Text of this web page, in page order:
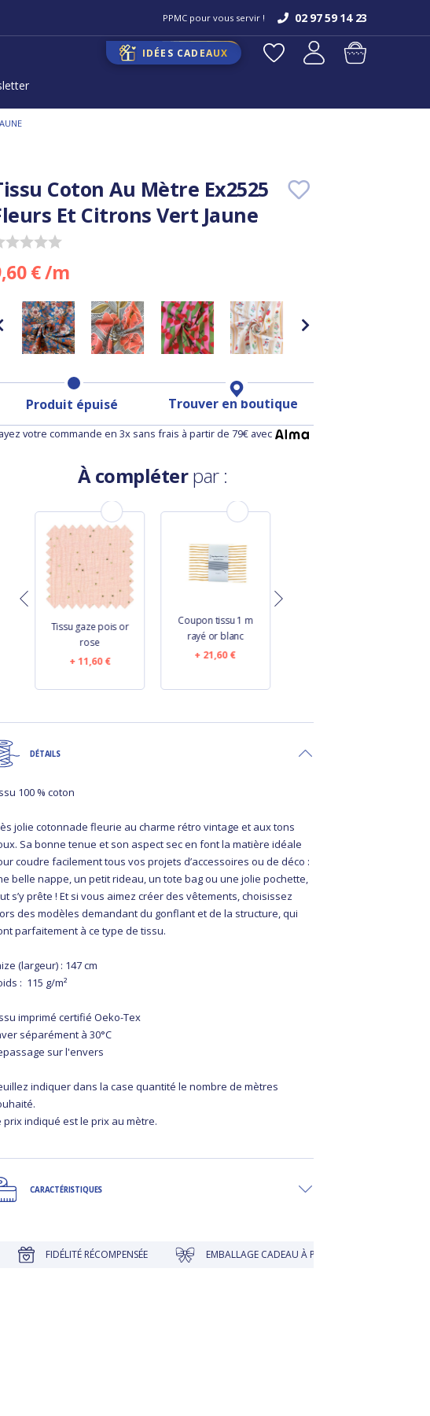
PPMC pour vous servir ! 02 97 59 14 23
IDÉES CADEAUX
Coton Au Mètre Ex2525
Et Citrons Vert Jaune
€ /m
Produit épuisé Trouver en boutique
votre commande en 3x sans frais à partir de 79€ avec
À compléterpar :
Tissu gaze pois or
rose
11,60 €
Coupon tissu 1 m
rayé or blanc
21,60 €
DÉTAILS
100 % coton
jolie cotonnade fleurie au charme rétro vintage et aux tons
Sa bonne tenue et son aspect sec en font la matière idéale
coudre facilement tous vos projets d’accessoires ou de déco :
belle nappe, un petit rideau, un tote bag ou une jolie pochette,
s’y prête ! Et si vous aimez créer des vêtements, choisissez
des modèles demandant du gonflant et de la structure, qui
parfaitement à ce type de tissu.
(largeur) : 147 cm
: 115 g/m²
imprimé certifié Oeko-Tex
séparément à 30°C
sur l'envers
indiquer dans la case quantité le nombre de mètres
prix indiqué est le prix au mètre.
CARACTÉRISTIQUES
FIDÉLITÉ RÉCOMPENSÉE EMBALLAGE CADEAU À PRIX DOUX